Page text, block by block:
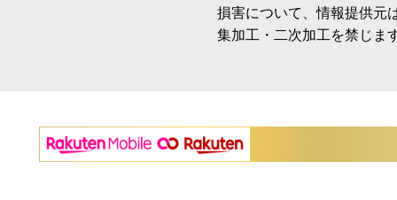
損害について、情報提供元
集加工・二次加工を禁じま